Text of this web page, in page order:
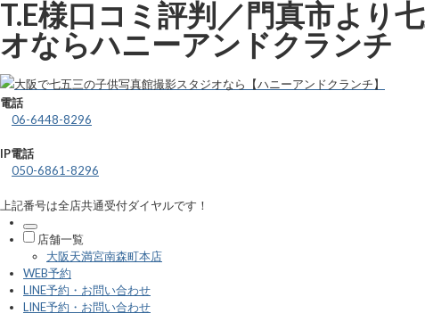
T.E様口コミ評判／門真市より
オならハニーアンドクランチ
電話
06-6448-8296
IP電話
050-6861-8296
上記番号は全店共通受付ダイヤルです！
店舗一覧
大阪天満宮南森町本店
WEB予約
LINE予約・お問い合わせ
LINE予約・お問い合わせ